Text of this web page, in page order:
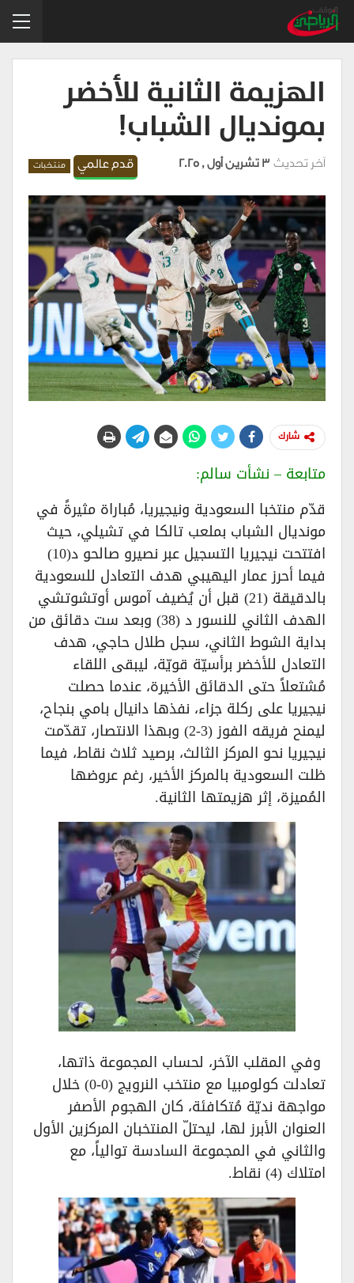
الهزيمة الثانية للأخضر
بمونديال الشباب!
قدم عالمي منتخبات آخر تحديث3 تشرين أول , 2025
شارك
متابعة – نشأت سالم:
قدّم منتخبا السعودية ونيجيريا، مُباراة مثيرةً في
مونديال الشباب بملعب تالكا في تشيلي، حيث
افتتحت نيجيريا التسجيل عبر نصيرو صالحو د(10)
فيما أحرز عمار اليهيبي هدف التعادل للسعودية
بالدقيقة (21) قبل أن يُضيف آموس أوتشوتشي
الهدف الثاني للنسور د (38) وبعد ست دقائق من
بداية الشوط الثاني، سجل طلال حاجي، هدف
التعادل للأخضر برأسيّة قويّة، ليبقى اللقاء
مُشتعلاً حتى الدقائق الأخيرة، عندما حصلت
نيجيريا على ركلة جزاء، نفذها دانيال بامي بنجاح،
ليمنح فريقه الفوز (3-2) وبهذا الانتصار، تقدّمت
نيجيريا نحو المركز الثالث، برصيد ثلاث نقاط، فيما
ظلت السعودية بالمركز الأخير، رغم عروضها
المُميزة، إثر هزيمتها الثانية.
وفي المقلب الآخر، لحساب المجموعة ذاتها،
تعادلت كولومبيا مع منتخب النرويج (0-0) خلال
مواجهة نديّة مُتكافئة، كان الهجوم الأصفر
العنوان الأبرز لها، ليحتلّ المنتخبان المركزين الأول
والثاني في المجموعة السادسة توالياً، مع
امتلاك (4) نقاط.